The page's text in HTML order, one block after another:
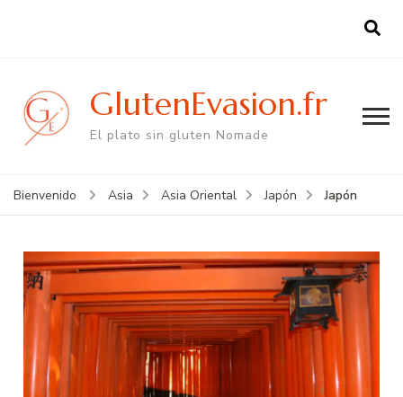
GlutenEvasion.fr
El plato sin gluten Nomade
Bienvenido Asia Asia Oriental Japón Japón